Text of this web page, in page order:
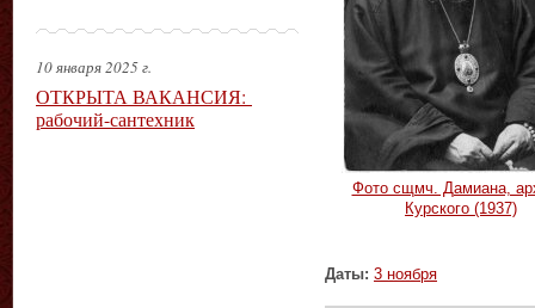
Фото сщмч. Дамиана,
Курского (1937)
Даты: 3 ноября
10 января 2025 г.
ОТКРЫТА ВАКАНСИЯ:
рабочий-сантехник